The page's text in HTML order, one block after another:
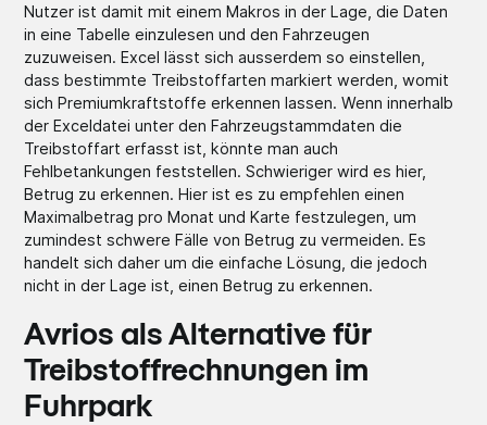
Nutzer ist damit mit einem Makros in der Lage, die Daten
in eine Tabelle einzulesen und den Fahrzeugen
zuzuweisen. Excel lässt sich ausserdem so einstellen,
dass bestimmte Treibstoffarten markiert werden, womit
sich Premiumkraftstoffe erkennen lassen. Wenn innerhalb
der Exceldatei unter den Fahrzeugstammdaten die
Treibstoffart erfasst ist, könnte man auch
Fehlbetankungen feststellen. Schwieriger wird es hier,
Betrug zu erkennen. Hier ist es zu empfehlen einen
Maximalbetrag pro Monat und Karte festzulegen, um
zumindest schwere Fälle von Betrug zu vermeiden. Es
handelt sich daher um die einfache Lösung, die jedoch
nicht in der Lage ist, einen Betrug zu erkennen.
Avrios als Alternative für
Treibstoffrechnungen im
Fuhrpark